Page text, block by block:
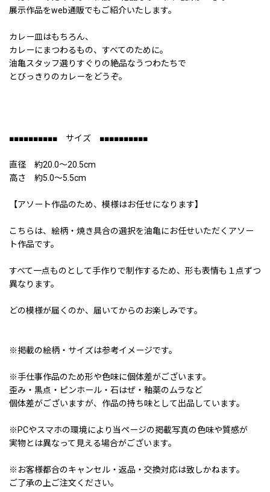
展示作品をweb通販でもご紹介いたします。
カレー皿はもちろん、
カレーにまつわるもの、すべてのために。
油亀スタッフ選りすぐりの絶品なうつわたちで
とびっきりのカレーをどうぞ。
■■■■■■■■■■ サイズ ■■■■■■■■■■
直径 約20.0〜20.5cm
高さ 約5.0〜5.5cm
【アソート作品のため、模様はお任せになります】
こちらは、絵柄・焼き具合の選択を油亀にお任せいただくアソー
ト作品です。
すべて一点ものとして手作りで制作するため、形も表情も１点ずつ
異なります。
どの模様が届くのか、届いてからのお楽しみです。
※掲載の絵柄・サイズは参考イメージです。
※手仕事作品のため形や色味に個体差がございます。
歪み・黒点・ピンホール・石はぜ・釉薬のムラなど
個体差がございますが、作品の持ち味として出品しています。
※PCやスマホの環境により当ページの掲載写真の色味や質感が
実物とは異なって見える場合がございます。
※お客様都合のキャンセル・返品・交換対応は致しかねます。
ご了承の上ご注文ください。